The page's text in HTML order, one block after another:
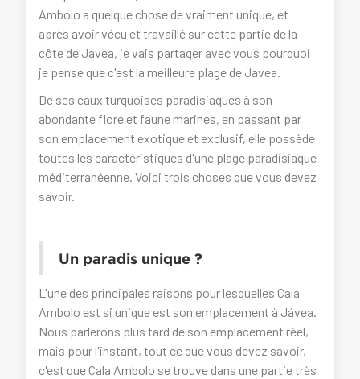
Ambolo a quelque chose de vraiment unique, et
après avoir vécu et travaillé sur cette partie de la
côte de Javea, je vais partager avec vous pourquoi
je pense que c'est la meilleure plage de Javea.
De ses eaux turquoises paradisiaques à son
abondante flore et faune marines, en passant par
son emplacement exotique et exclusif, elle possède
toutes les caractéristiques d'une plage paradisiaque
méditerranéenne. Voici trois choses que vous devez
savoir.
Un paradis unique ?
L'une des principales raisons pour lesquelles Cala
Ambolo est si unique est son emplacement à Jávea.
Nous parlerons plus tard de son emplacement réel,
mais pour l'instant, tout ce que vous devez savoir,
c'est que Cala Ambolo se trouve dans une partie très